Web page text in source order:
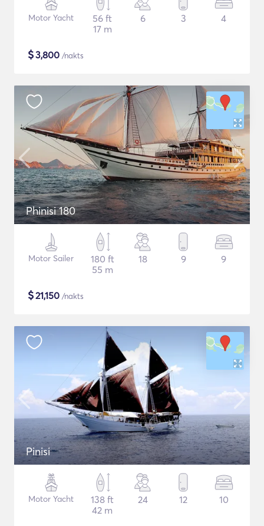
Motor Yacht
56 ft
17 m
6 3 4
$3,800 /nakts
Phinisi 180
Motor Sailer
180 ft
55 m
18 9 9
$21,150 /nakts
Pinisi
Motor Yacht
138 ft
42 m
24 12 10